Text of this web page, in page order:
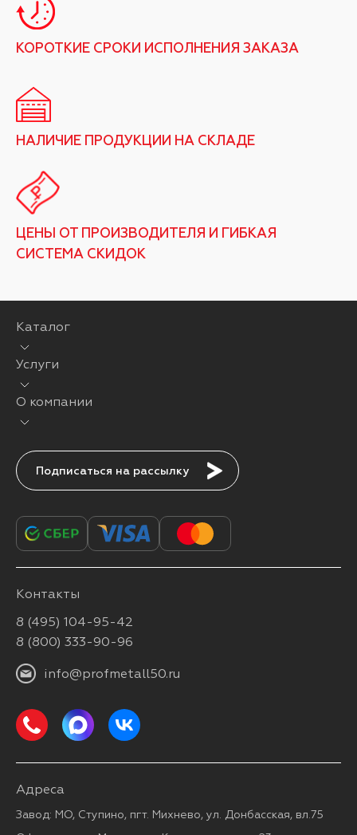
КОРОТКИЕ СРОКИ ИСПОЛНЕНИЯ ЗАКАЗА
НАЛИЧИЕ ПРОДУКЦИИ НА СКЛАДЕ
ЦЕНЫ ОТ ПРОИЗВОДИТЕЛЯ И ГИБКАЯ
СИСТЕМА СКИДОК
Каталог
Услуги
О компании
Подписаться
Контакты
8 (495) 104-95-42
8 (800) 333-90-96
info@profmetall50.ru
Адреса
Завод: МО, Ступино, пгт. Михнево, ул. Донбасская, вл.75